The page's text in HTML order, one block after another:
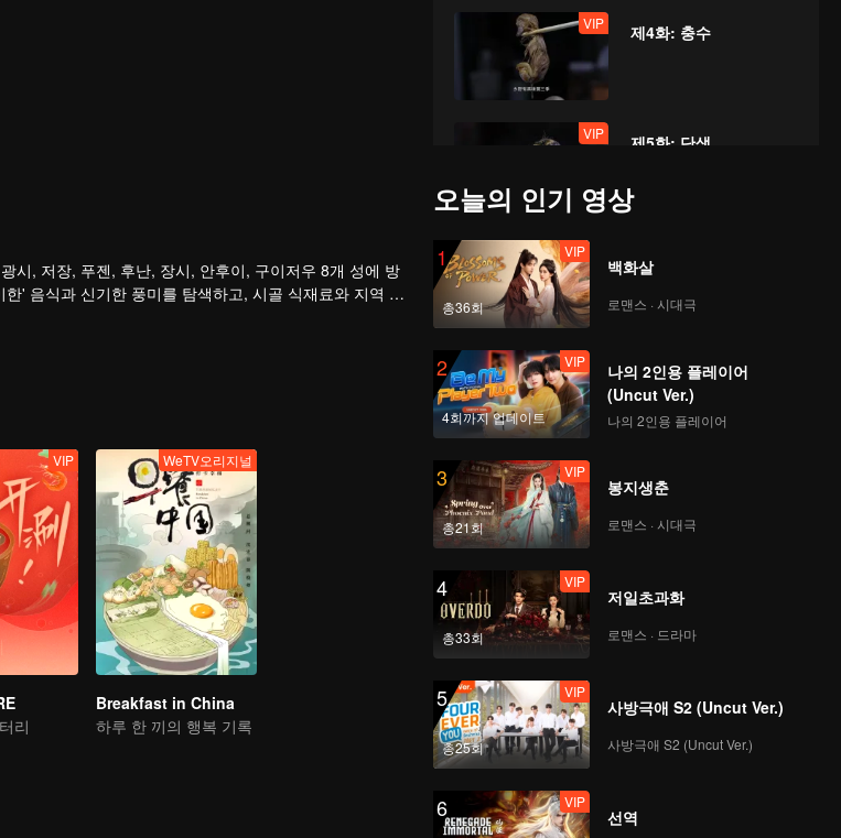
VIP 제4화: 충수
VIP 제5화: 단생
VIP
VIP 제7화: 방물
VIP
VIP
VIP
VIP
, 저장, 푸젠, 후난, 장시, 안후이, 구이저우 8개 성에 방
' 음식과 신기한 풍미를 탐색하고, 시골 식재료와 지역 문
VIP
리
WeTV오리지널
Breakfast in China
하루 한 끼의 행복 기록
오늘의 인기 영상
1
총36회
VIP
백화살
로맨스 · 시대극
2
4회까지 업데이트
VIP
나의 2인용 플레이어
(Uncut Ver.)
나의 2인용 플레이어
3
총21회
VIP
봉지생춘
로맨스 · 시대극
4
총33회
VIP
저일초과화
로맨스 · 드라마
5
총25회
VIP
사방극애 S2 (Uncut Ver.)
사방극애 S2 (Uncut Ver.)
6 VIP
선역